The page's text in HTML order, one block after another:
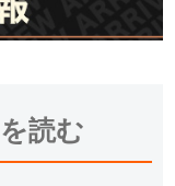
を読む